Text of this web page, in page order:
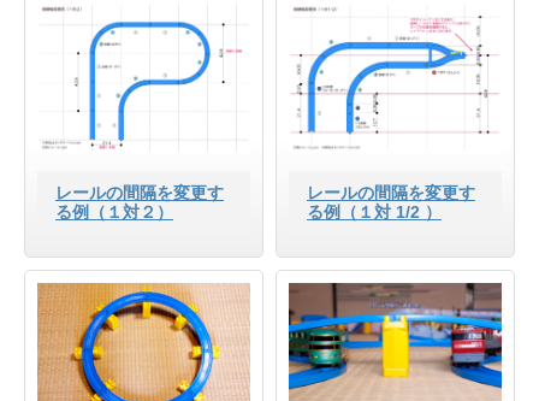
レールの間隔を変更す
る例（１対２）
レールの間隔を変更す
る例（１対 1/2 ）